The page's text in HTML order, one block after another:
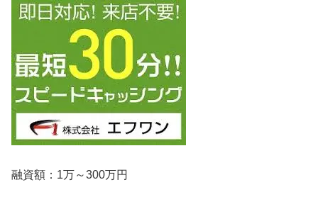
融資額：1万～300万円